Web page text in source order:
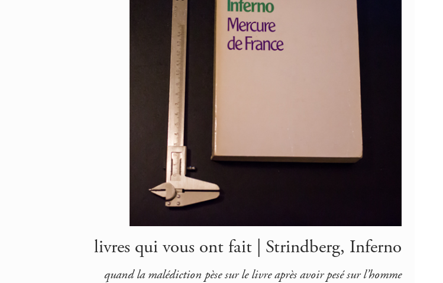
livres qui vous ont fait | Strindberg, Inferno
quand la malédiction pèse sur le livre après avoir pesé sur l’homme